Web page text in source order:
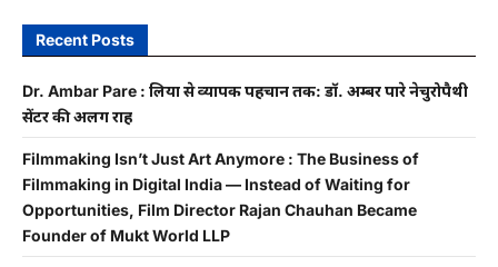
Recent Posts
Dr. Ambar Pare : दुलिया से व्यापक पहचान तक: डॉ. अम्बर पारे नेचुरोपैथी
सेंटर की अलग राह
Filmmaking Isn’t Just Art Anymore : The Business of
Filmmaking in Digital India — Instead of Waiting for
Opportunities, Film Director Rajan Chauhan Became
Founder of Mukt World LLP